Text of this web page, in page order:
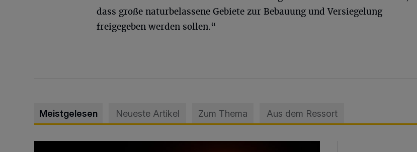
dass große naturbelassene Gebiete zur Bebauung und Versiegelung
freigegeben werden sollen.“
Meistgelesen Neueste Artikel Zum Thema Aus dem Ressort